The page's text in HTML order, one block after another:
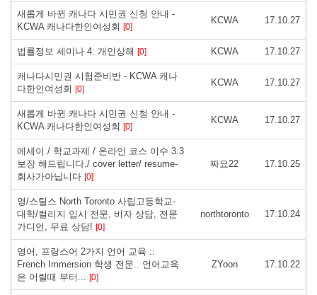
새롭게 바뀐 캐나다 시민권 신청 안내 -
KCWA 캐나다한인여성회 [0]
KCWA 17.10.27
법률정보 세미나 4: 개인상해 [0] KCWA 17.10.27
캐나다시민권 시험준비반 - KCWA 캐나
다한인여성회 [0]
KCWA 17.10.27
새롭게 바뀐 캐나다 시민권 신청 안내 -
KCWA 캐나다한인여성회 [0]
KCWA 17.10.27
에세이 / 학교과제 / 온라인 코스 이수 3.3
보장 해드립니다./ cover letter/ resume-
회사가아닙니다 [0]
짜요22 17.10.25
영/스틸스 North Toronto 사립고등학교-
대학/컬리지 입시 전문, 비자 상담, 전문
가디언, 무료 상담! [0]
northtoronto 17.10.24
영어, 프랑스어 2가지 언어 교육 ::
French Immersion 학생 전문.. 언어교육
은 어릴때 부터... [0]
ZYoon 17.10.22